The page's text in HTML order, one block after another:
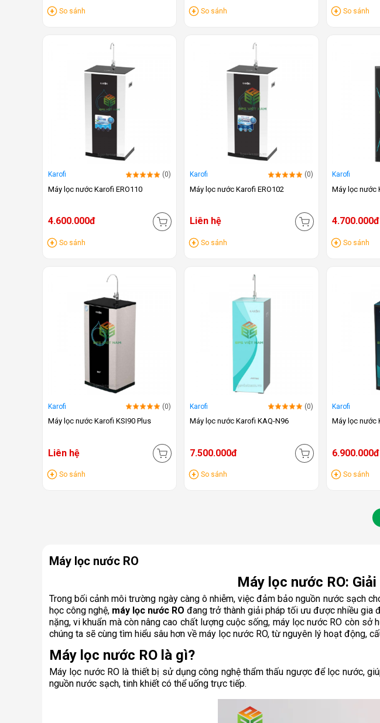
So sánh So sánh So sánh
Karofi (0)
Máy lọc nước Karofi ERO110
4.600.000đ
So sánh
Karofi (0)
Máy lọc nước Karofi ERO102
Liên hệ
So sánh
Karofi
Máy lọc nước
4.700.000đ
So sánh
Karofi (0)
Máy lọc nước Karofi KSI90 Plus
Liên hệ
So sánh
Karofi (0)
Máy lọc nước Karofi KAQ-N96
7.500.000đ
So sánh
Karofi
Máy lọc nước
6.900.000đ
So sánh
Máy lọc nước RO
Máy lọc nước RO:
Trong bối cảnh môi trường ngày càng ô nhiễm, việc đảm bảo nguồn nước sạch
học công nghệ, máy lọc nước RO đang trở thành giải pháp tối ưu được nhiều gia
nặng, vi khuẩn mà còn nâng cao chất lượng cuộc sống, máy lọc nước RO còn
chúng ta sẽ cùng tìm hiểu sâu hơn về máy lọc nước RO, từ nguyên lý hoạt động,
Máy lọc nước RO là gì?
Máy lọc nước RO là thiết bị sử dụng công nghệ thẩm thấu ngược để lọc nước,
nguồn nước sạch, tinh khiết có thể uống trực tiếp.